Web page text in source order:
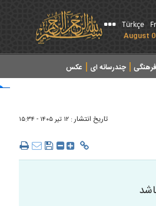
Türkçe
فرهنگی چندرسانه ای عکس
تاریخ انتشار : ۱۲ تير ۱۴۰۵ - ۱۵:۳۴